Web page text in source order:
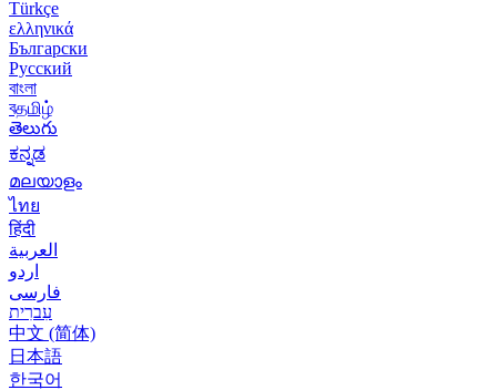
Türkçe
ελληνικά
Български
Русский
বাংলা
বதமிழ்
తెలుగు
ಕನ್ನಡ
മലയാളം
ไทย
हिंदी
العربية
اردو
فارسی
עִברִית
中文 (简体)
日本語
한국어